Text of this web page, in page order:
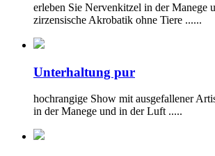
erleben Sie Nervenkitzel in der Manege
zirzensische Akrobatik ohne Tiere ......
Unterhaltung pur
hochrangige Show mit ausgefallener
in der Manege und in der Luft .....